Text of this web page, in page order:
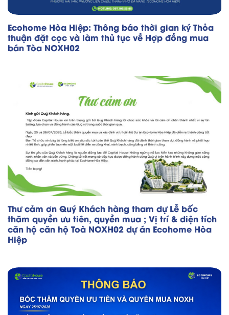
Ecohome Hòa Hiệp: Thông báo thời gian ký Thỏa
thuận đặt cọc và làm thủ tục về Hợp đồng mua
bán Tòa NOXH02
Thư cảm ơn Quý Khách hàng tham dự Lễ bốc
thăm quyền ưu tiên, quyền mua ; Vị trí & diện tích
căn hộ căn hộ Toà NOXH02 dự án Ecohome Hòa
Hiệp